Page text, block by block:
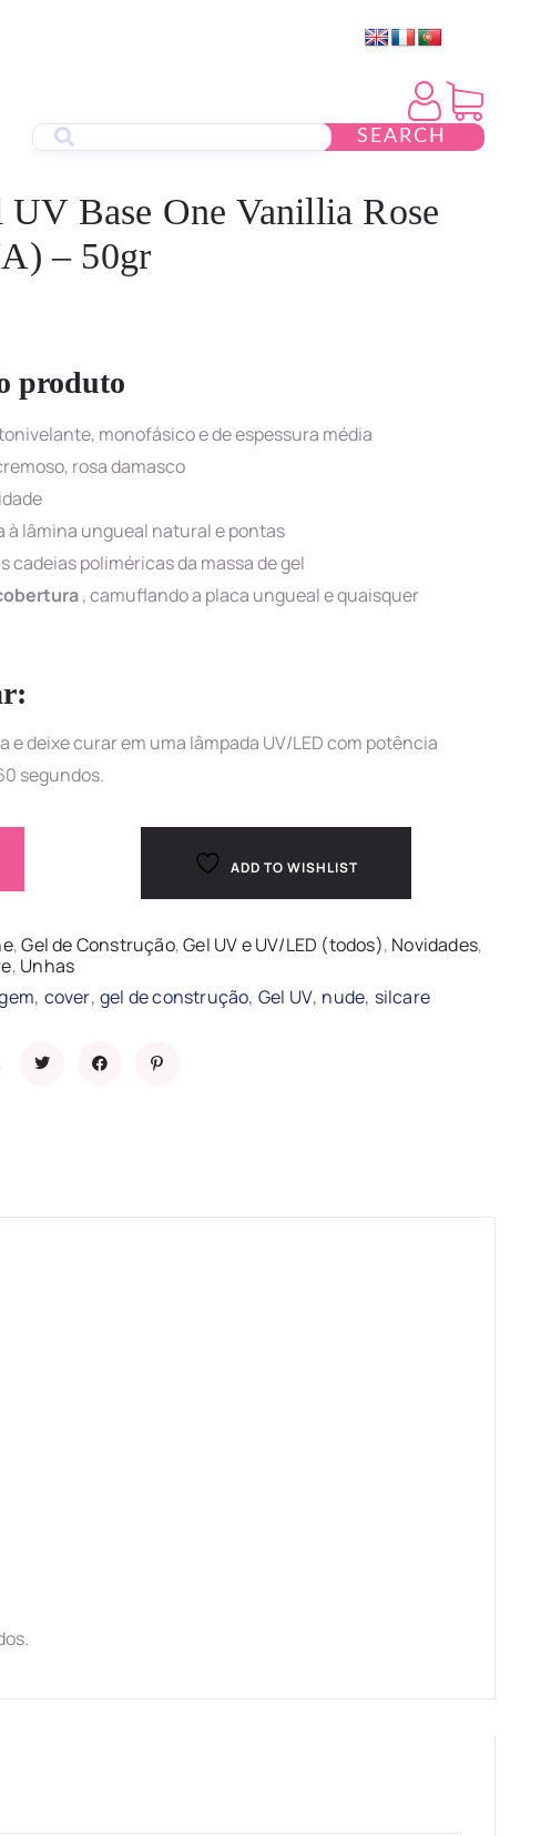
SEARCH
UV Base One Vanillia Rose
– 50gr
produto
monofásico e de espessura média
rosa damasco
à lâmina ungueal natural e pontas
cadeias poliméricas da massa de gel
, camuflando a placa ungueal e quaisquer
e deixe curar em uma lâmpada UV/LED com potência
segundos.
ADD TO WISHLIST
,Gel de Construção,Gel UV e UV/LED (todos), Novidades,
, Unhas
, cover, gel de construção, Gel UV, nude, silcare